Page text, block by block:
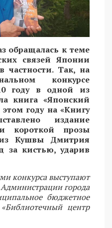
обращалась к теме
связей Японии
частности. Так, на
конкурсе
году в одной из
книга «Японский
году на «Книгу
издание
короткой прозы
из Кушвы Дмитрия
за кистью, ударив
конкурса выступают
города
бюджетное
центр